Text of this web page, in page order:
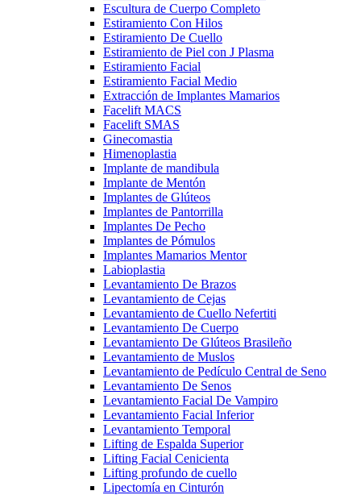
Escultura de Cuerpo Completo
Estiramiento Con Hilos
Estiramiento De Cuello
Estiramiento de Piel con J Plasma
Estiramiento Facial
Estiramiento Facial Medio
Extracción de Implantes Mamarios
Facelift MACS
Facelift SMAS
Ginecomastia
Himenoplastia
Implante de mandibula
Implante de Mentón
Implantes de Glúteos
Implantes de Pantorrilla
Implantes De Pecho
Implantes de Pómulos
Implantes Mamarios Mentor
Labioplastia
Levantamiento De Brazos
Levantamiento de Cejas
Levantamiento de Cuello Nefertiti
Levantamiento De Cuerpo
Levantamiento De Glúteos Brasileño
Levantamiento de Muslos
Levantamiento de Pedículo Central de Seno
Levantamiento De Senos
Levantamiento Facial De Vampiro
Levantamiento Facial Inferior
Levantamiento Temporal
Lifting de Espalda Superior
Lifting Facial Cenicienta
Lifting profundo de cuello
Lipectomía en Cinturón